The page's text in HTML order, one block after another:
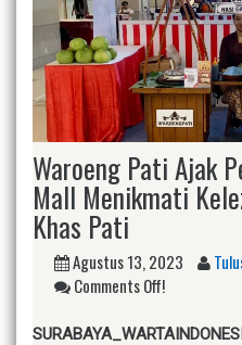
Waroeng Pati Ajak
Mall Menikmati
Khas Pati
Agustus 13, 2023
Comments Off!
SURABAYA